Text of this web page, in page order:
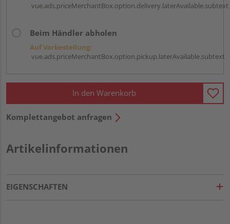
vue.ads.priceMerchantBox.option.delivery.laterAvailable.subtext
Beim Händler abholen
Auf Vorbestellung:
vue.ads.priceMerchantBox.option.pickup.laterAvailable.subtext
In den Warenkorb
Komplettangebot anfragen
Artikelinformationen
EIGENSCHAFTEN